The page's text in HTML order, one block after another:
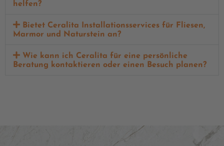
helfen?
Bietet Ceralita Installationsservices für Fliesen,
Marmor und Naturstein an?
Wie kann ich Ceralita für eine persönliche
Beratung kontaktieren oder einen Besuch planen?